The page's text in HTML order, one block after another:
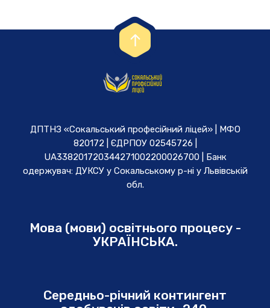
ДПТНЗ «Сокальський професійний ліцей» | МФО
820172 | ЄДРПОУ 02545726 |
UA338201720344271002200026700 | Банк
одержувач: ДУКСУ у Cокальському р-ні у Львівській
обл.
Мова (мови) освітнього процесу -
УКРАЇНСЬКА.
Середньо-річний контингент